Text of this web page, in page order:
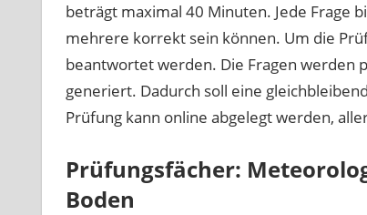
beträgt maximal 40 Minuten. Jede Frage
mehrere korrekt sein können. Um die
beantwortet werden. Die Fragen werden
generiert. Dadurch soll eine
Prüfung kann online abgelegt werden,
Prüfungsfächer:
Boden